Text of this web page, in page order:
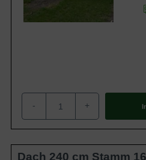
- +
Dach 240 cm Stamm